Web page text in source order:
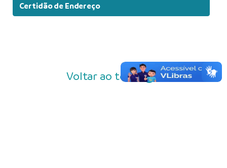
Certidão de Endereço
Voltar ao topo